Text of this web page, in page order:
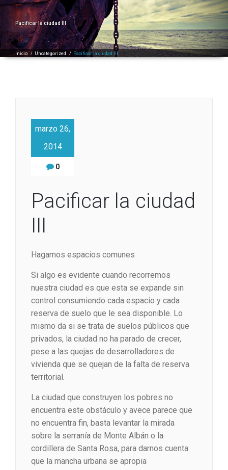
Pacificar la ciudad III
Inicio / Uncategorized / Pacificar la ciudad III
marzo 26,
2014
0
Pacificar la ciudad
III
Hagamos espacios comunes
Si algo es evidente cuando recorremos
nuestra ciudad es que esta se expande sin
control consumiendo cada espacio y cada
reserva de suelo que le sea disponible. Lo
mismo da si se trata de suelos públicos que
privados, la ciudad no ha parado de crecer,
pese a las quejas de desarrolladores de
vivienda que se quejan de la falta de reserva
territorial.
La ciudad que construyen los pobres no
encuentra este obstáculo y avece parece que
no encuentra fin, basta levantar la mirada
sobre la serranía de Monte Albán o la
cordillera de Santa Rosa, para darnos cuenta
que la mancha urbana se apropia